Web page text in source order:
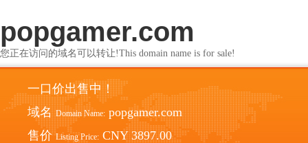
popgamer.com
您正在访问的域名可以转让!This domain name is for sale!
一口价出售中！
域名 Domain Name: popgamer.com
售价 Listing Price: CNY 3897.00